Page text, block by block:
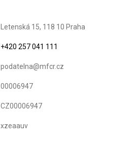
Letenská 15, 118 10 Praha
+420 257 041 111
podatelna@mfcr.cz
00006947
CZ00006947
xzeaauv